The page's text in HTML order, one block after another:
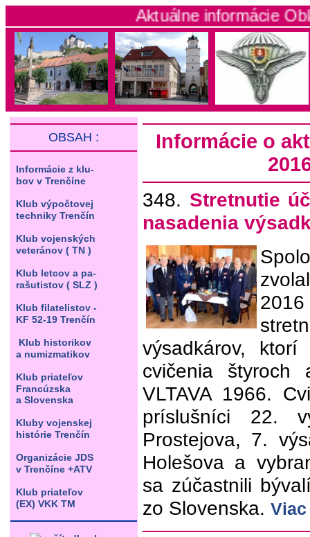
Aktuálne informácie Oblastného
OBSAH :
Informácie z klu-
bov v Trenčíne
Klub výpočtovej
techniky Trenčín
Klub vojenských
veteránov ( TN )
Klub letcov a pa-
rašutistov ( SLZ )
Klub filatelistov -
KF 52-19 Trenčín
Klub historikov
a numizmatikov
Klub priateľov
Francúzska
a Slovenska
Kluby vojenskej
histórie Trenčín
Organizácie JDS
v Trenčíne +ATV
Klub priateľov
(EX) VKK TM
Informácie o
348. Stretnutie
nasadenia
výsadkárov,
cvičenia štyroch
VLTAVA 1966.
príslušníci 22.
Prostejova, 7.
Holešova a
sa zúčastnili
zo Slovenska. Viac